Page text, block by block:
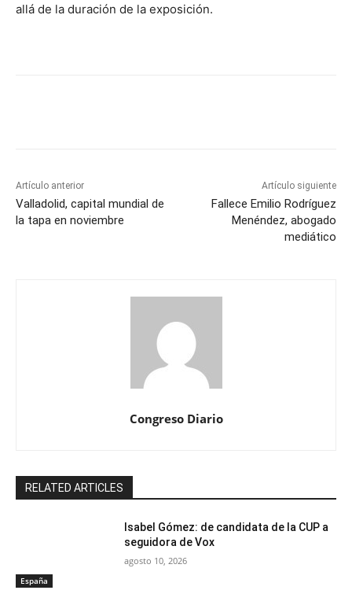
allá de la duración de la exposición.
Artículo anterior
Valladolid, capital mundial de
la tapa en noviembre
Artículo siguiente
Fallece Emilio Rodríguez
Menéndez, abogado
mediático
Congreso Diario
RELATED ARTICLES
España
Isabel Gómez: de candidata de la CUP a
seguidora de Vox
agosto 10, 2026